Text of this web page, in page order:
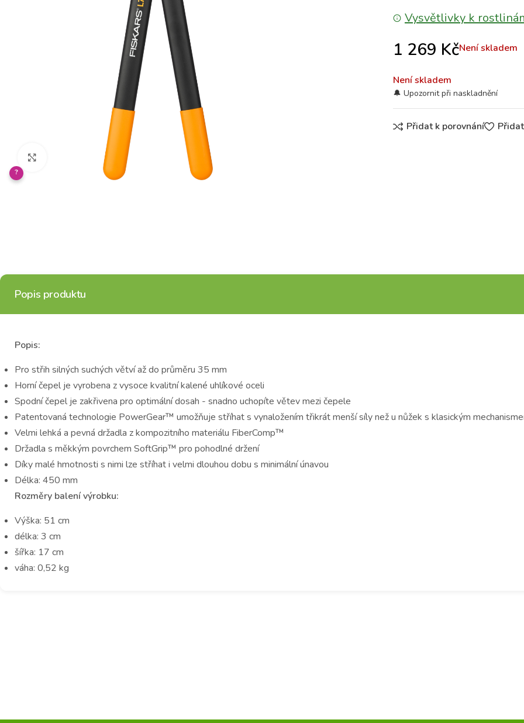
Klikněte pro zvětšení
?
Vysvětlivky k
1 269 KčNení skladem
Není skladem
Přidat k porovnání
Popis produktu
Popis:
Pro střih silných suchých větví až do průměru 35 mm
Horní čepel je vyrobena z vysoce kvalitní kalené uhlíkové oceli
Spodní čepel je zakřivena pro optimální dosah - snadno uchopíte větev mezi čepele
Patentovaná technologie PowerGear™ umožňuje stříhat s vynaložením třikrát menší síly než u nůžek s klasickým
Velmi lehká a pevná držadla z kompozitního materiálu FiberComp™
Držadla s měkkým povrchem SoftGrip™ pro pohodlné držení
Díky malé hmotnosti s nimi lze stříhat i velmi dlouhou dobu s minimální únavou
Délka: 450 mm
Rozměry balení výrobku:
Výška: 51 cm
délka: 3 cm
šířka: 17 cm
váha: 0,52 kg